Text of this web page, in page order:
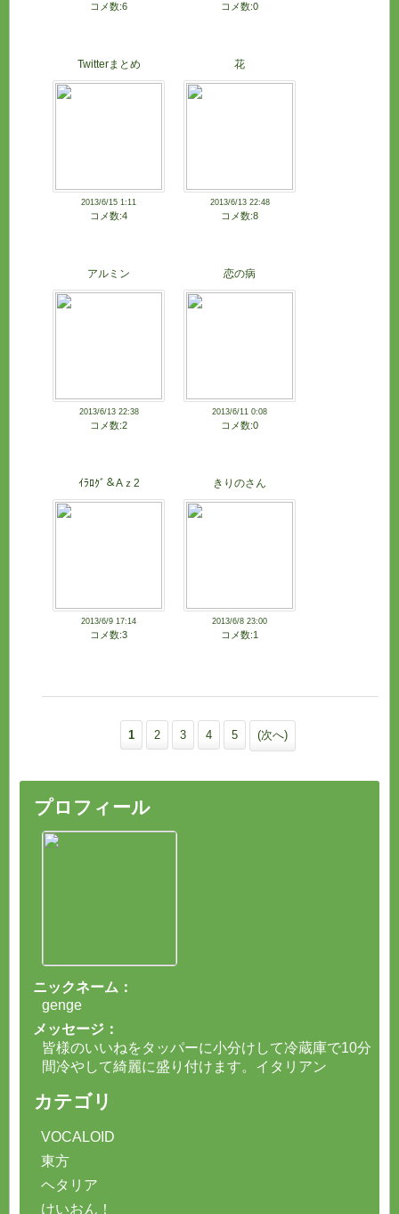
コメ数:6 コメ数:0
Twitterまとめ
2013/6/15 1:11
コメ数:4
花
2013/6/13 22:48
コメ数:8
アルミン
2013/6/13 22:38
コメ数:2
恋の病
2013/6/11 0:08
コメ数:0
ｲﾗﾛｸﾞ＆Aｚ2
2013/6/9 17:14
コメ数:3
きりのさん
2013/6/8 23:00
コメ数:1
1 2 3 4 5 (次へ)
プロフィール
ニックネーム：
genge
メッセージ：
皆様のいいねをタッパーに小分けして冷蔵庫で10分
間冷やして綺麗に盛り付けます。イタリアン
カテゴリ
VOCALOID
東方
ヘタリア
けいおん！